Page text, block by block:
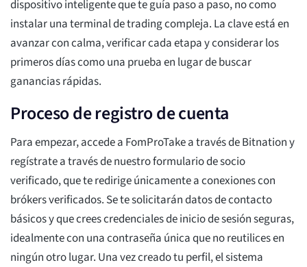
dispositivo inteligente que te guía paso a paso, no como
instalar una terminal de trading compleja. La clave está en
avanzar con calma, verificar cada etapa y considerar los
primeros días como una prueba en lugar de buscar
ganancias rápidas.
Proceso de registro de cuenta
Para empezar, accede a FomProTake a través de Bitnation y
regístrate a través de nuestro formulario de socio
verificado, que te redirige únicamente a conexiones con
brókers verificados. Se te solicitarán datos de contacto
básicos y que crees credenciales de inicio de sesión seguras,
idealmente con una contraseña única que no reutilices en
ningún otro lugar. Una vez creado tu perfil, el sistema